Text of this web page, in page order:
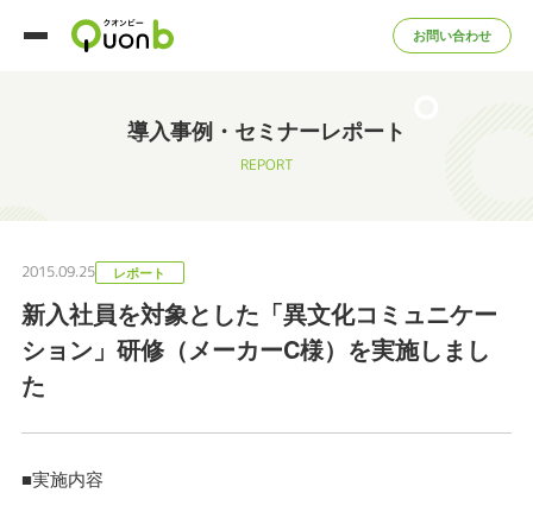
お問い合わせ
導入事例・セミナーレポート
REPORT
2015.09.25 レポート
新入社員を対象とした「異文化コミュニケー
ション」研修（メーカーC様）を実施しまし
た
■実施内容